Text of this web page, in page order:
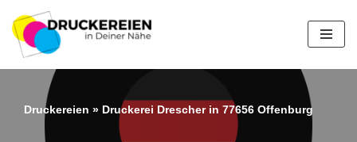
Zum
Inhalt
springen
Druckereien » Druckerei Drescher in 77656 Offenburg